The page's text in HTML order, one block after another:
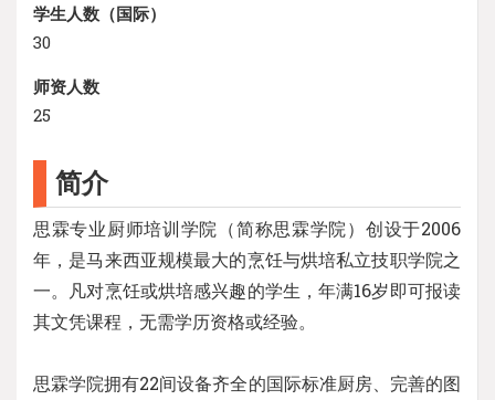
学生人数（国际）
30
师资人数
25
简介
思霖专业厨师培训学院（简称思霖学院）创设于2006
年，是马来西亚规模最大的烹饪与烘培私立技职学院之
一。凡对烹饪或烘培感兴趣的学生，年满16岁即可报读
其文凭课程，无需学历资格或经验。
思霖学院拥有22间设备齐全的国际标准厨房、完善的图